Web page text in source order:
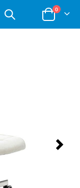
Корзина
0позиции